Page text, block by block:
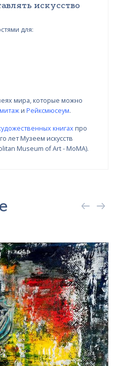
искусство
для:
мира, которые можно
и Рейксмюсеум.
книгах про
лет Музеем искусств
Museum of Art - MoMA).